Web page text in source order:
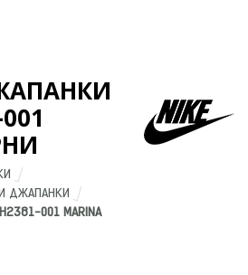
ДЖАПАНКИ
001 MARINA